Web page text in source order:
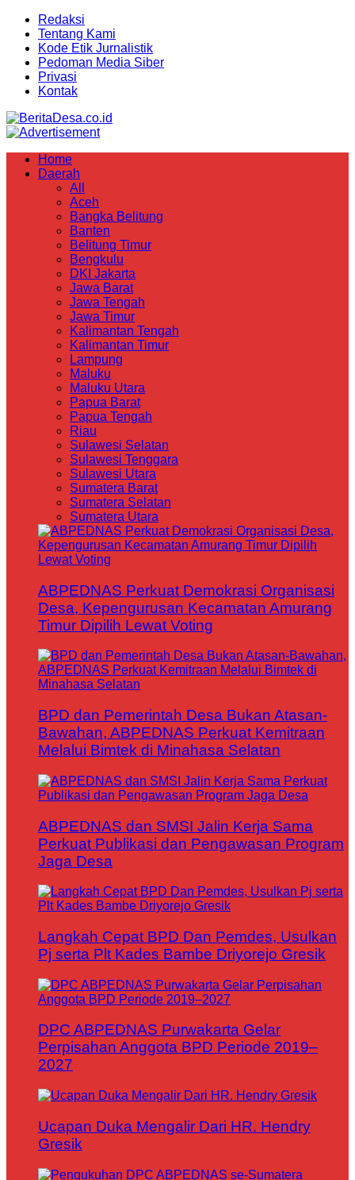
Redaksi
Tentang Kami
Kode Etik Jurnalistik
Pedoman Media Siber
Privasi
Kontak
Home
Daerah
All
Aceh
Bangka Belitung
Banten
Belitung Timur
Bengkulu
DKI Jakarta
Jawa Barat
Jawa Tengah
Jawa Timur
Kalimantan Tengah
Kalimantan Timur
Lampung
Maluku
Maluku Utara
Papua Barat
Papua Tengah
Riau
Sulawesi Selatan
Sulawesi Tenggara
Sulawesi Utara
Sumatera Barat
Sumatera Selatan
Sumatera Utara
ABPEDNAS Perkuat Demokrasi Organisasi
Desa, Kepengurusan Kecamatan Amurang
Timur Dipilih Lewat Voting
BPD dan Pemerintah Desa Bukan Atasan-
Bawahan, ABPEDNAS Perkuat Kemitraan
Melalui Bimtek di Minahasa Selatan
ABPEDNAS dan SMSI Jalin Kerja Sama
Perkuat Publikasi dan Pengawasan Program
Jaga Desa
Langkah Cepat BPD Dan Pemdes, Usulkan
Pj serta Plt Kades Bambe Driyorejo Gresik
DPC ABPEDNAS Purwakarta Gelar
Perpisahan Anggota BPD Periode 2019–
2027
Ucapan Duka Mengalir Dari HR. Hendry
Gresik